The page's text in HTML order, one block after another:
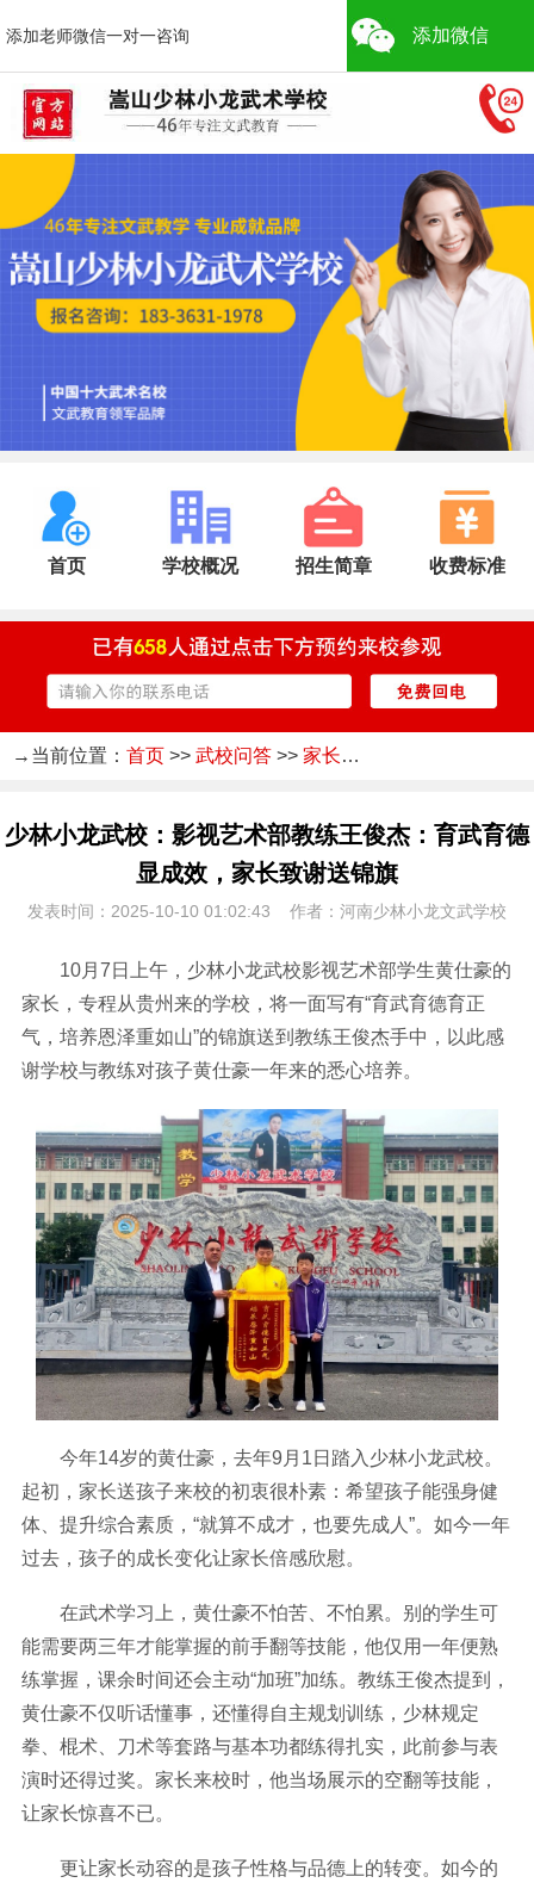
添加老师微信一对一咨询 添加微信
首页 学校概况 招生简章 收费标准
→当前位置： 首页 >> 武校问答 >> 家长感言
少林小龙武校：影视艺术部教练王俊杰：育武育德
显成效，家长致谢送锦旗
发表时间：2025-10-10 01:02:43 作者：河南少林小龙文武学校
10月7日上午，少林小龙武校影视艺术部学生黄仕豪的
家长，专程从贵州来的学校，将一面写有“育武育德育正
气，培养恩泽重如山”的锦旗送到教练王俊杰手中，以此感
谢学校与教练对孩子黄仕豪一年来的悉心培养。
今年14岁的黄仕豪，去年9月1日踏入少林小龙武校。
起初，家长送孩子来校的初衷很朴素：希望孩子能强身健
体、提升综合素质，“就算不成才，也要先成人”。如今一年
过去，孩子的成长变化让家长倍感欣慰。
在武术学习上，黄仕豪不怕苦、不怕累。别的学生可
能需要两三年才能掌握的前手翻等技能，他仅用一年便熟
练掌握，课余时间还会主动“加班”加练。教练王俊杰提到，
黄仕豪不仅听话懂事，还懂得自主规划训练，少林规定
拳、棍术、刀术等套路与基本功都练得扎实，此前参与表
演时还得过奖。家长来校时，他当场展示的空翻等技能，
让家长惊喜不已。
更让家长动容的是孩子性格与品德上的转变。如今的